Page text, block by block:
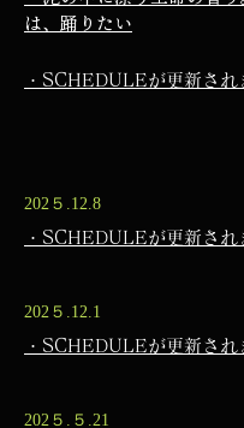
は、踊りたい
・SCHEDULEが更新され
202５.12.8
・SCHEDULEが更新され
202５.12.1
・SCHEDULEが更新され
202５.５.21